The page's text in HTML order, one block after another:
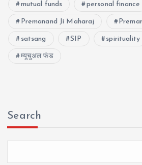
mutual funds personal finance
Premanand Ji Maharaj
satsang SIP spirituality
म्यूचुअल फंड
Search